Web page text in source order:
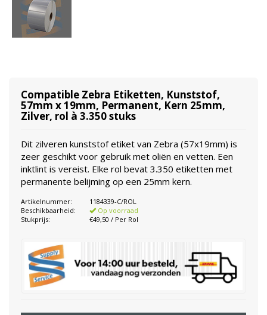
Compatible Zebra Etiketten, Kunststof,
57mm x 19mm, Permanent, Kern 25mm,
Zilver, rol à 3.350 stuks
Dit zilveren kunststof etiket van Zebra (57x19mm) is
zeer geschikt voor gebruik met oliën en vetten. Een
inktlint is vereist. Elke rol bevat 3.350 etiketten met
permanente belijming op een 25mm kern.
Artikelnummer:
1184339-C/ROL
Beschikbaarheid:
Op voorraad
Stukprijs:
€49,50 / Per Rol